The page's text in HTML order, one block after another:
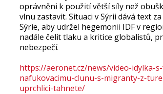
oprávněni k použití větší síly než
vlnu zastavit. Situaci v Sýrii dává text
Sýrie, aby udržel hegemonii IDF v
nadále čelit tlaku a kritice globalistů,
nebezpečí.
https://aeronet.cz/news/video-idylka-
nafukovacimu-clunu-s-migranty-z-
uprchlici-tahnete/